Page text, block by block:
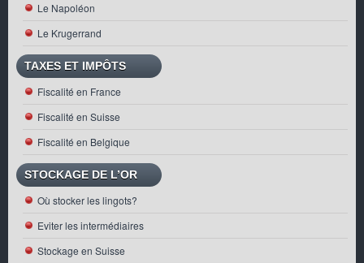
Le Napoléon
Le Krugerrand
TAXES ET IMPÔTS
Fiscalité en France
Fiscalité en Suisse
Fiscalité en Belgique
STOCKAGE DE L’OR
Où stocker les lingots?
Eviter les intermédiaires
Stockage en Suisse